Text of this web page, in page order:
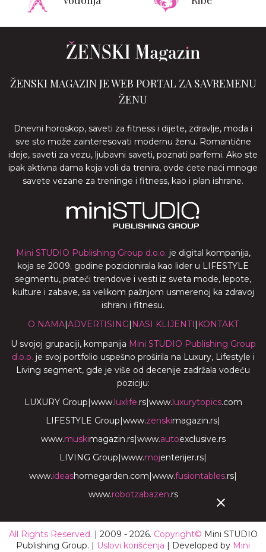
ŽENSKI MAGAZIN JE WEB PORTAL ZA SAVREMENU
ŽENU
Dnevni horoskop, saveti za fitness i dijete, zdravlje, moda i
sve sto može zainteresovati modernu ženu. Romantične
ideje, saveti za vezu, ljubavni saveti, poznati parfemi. Ako ste
ipak aktivna dama koja voli da trenira, ovde ćete naći mnoge
savete vezane za treninge i fitness, kao i plan ishrane.
Mini STUDIO Publishing Group d.o.o. je digital kompanija,
koja se 2009. godine pozicionirala kao lider u LIFESTYLE
segmentu, prateći trendove i vesti iz sveta mode, lepote,
kulture i zabave, sa velikom pažnjom usmerenoj ka zdravoj
ishrani i fitnesu.
O NAMA|ADVERTISING| NASI KLIJENTI | KONTAKT
U svojoj grupaciji, kompanija Mini STUDIO Publishing Group
d.o.o. je svoj portfolio uspešno proširila na Luxury, Lifestyle i
Living segment, gde je više od decenije zadržala vodeću
poziciju:
LUXURY Group|www.luxlife.rs|www.luxurytopics.com
LIFESTYLE Group|www.zenskimagazin.rs|
www.muskimagazin.rs|www.autoexclusive.rs
LIVING Group|www.mojenterijer.rs|
www.ideashomegarden.com|www.fusiontables.rs|
www.robotzabazen.rs
All Rights Reserved. | 2009 - 2026. Copyright© Mini STUDIO
Publishing Group. | Uslovi korišćenja | Developed by Mini